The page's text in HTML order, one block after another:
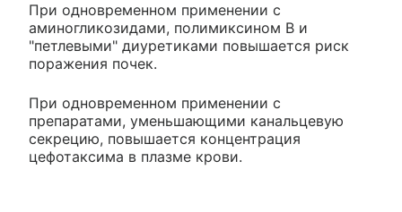
При одновременном применении с
аминогликозидами, полимиксином B и
"петлевыми" диуретиками повышается риск
поражения почек.
При одновременном применении с
препаратами, уменьшающими канальцевую
секрецию, повышается концентрация
цефотаксима в плазме крови.